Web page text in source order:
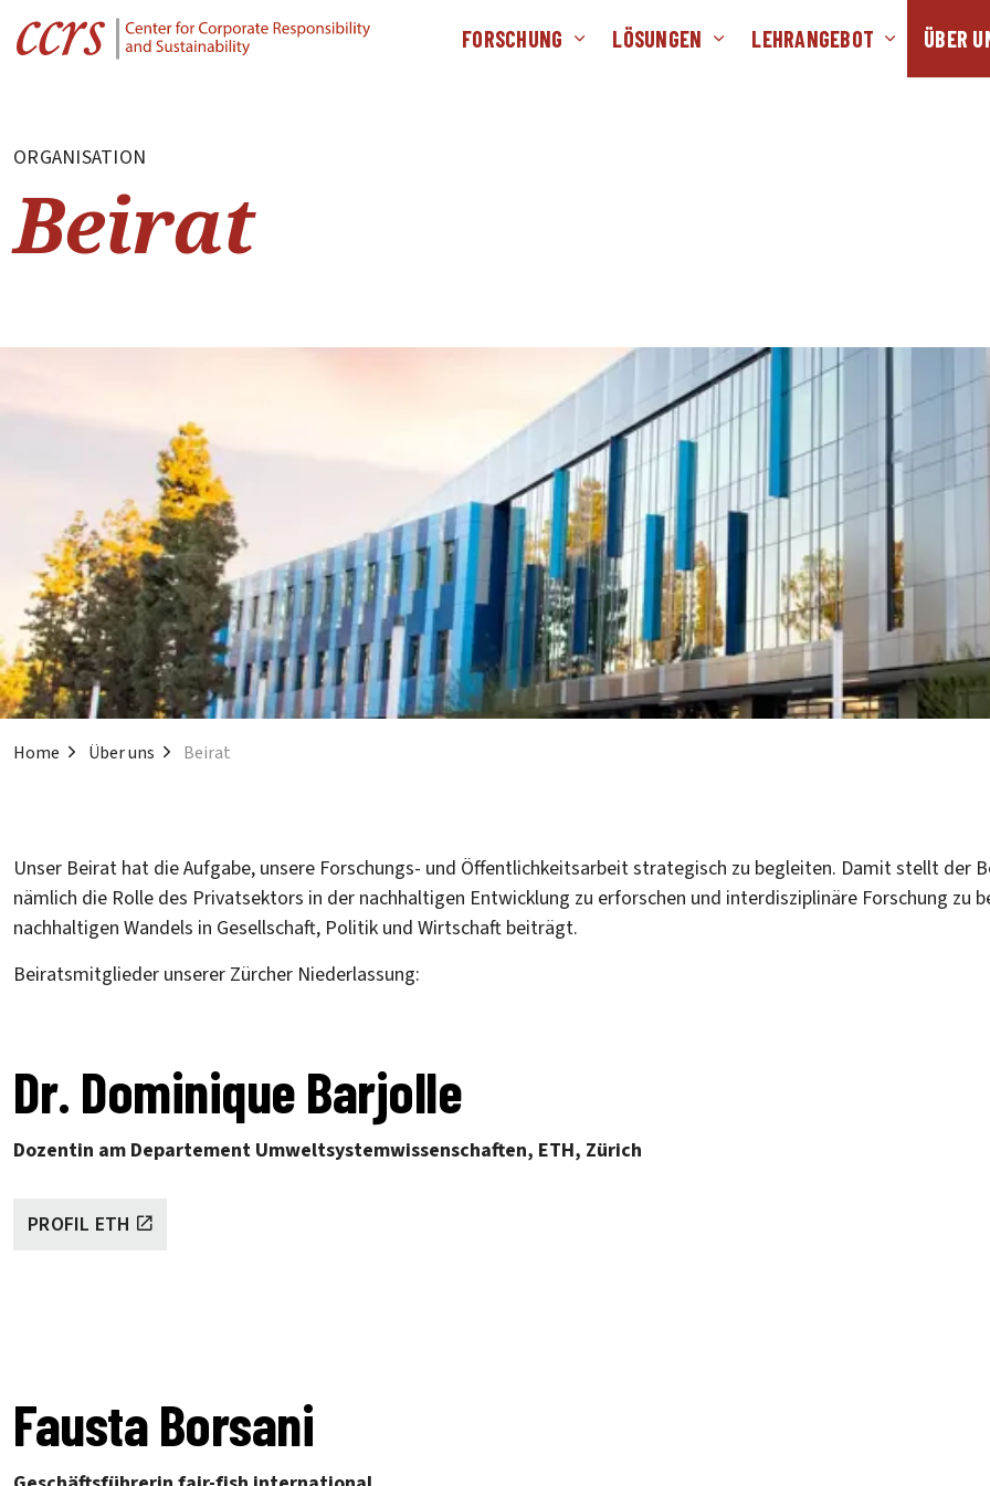
FORSCHUNG LÖSUNGEN LEHRANGEBOT ÜBER
ORGANISATION
Beirat
Home Über uns Beirat
Unser Beirat hat die Aufgabe, unsere Forschungs- und Öffentlichkeitsarbeit strategisch zu begleiten. Damit stellt der
nämlich die Rolle des Privatsektors in der nachhaltigen Entwicklung zu erforschen und interdisziplinäre Forschung zu
nachhaltigen Wandels in Gesellschaft, Politik und Wirtschaft beiträgt.
Beiratsmitglieder unserer Zürcher Niederlassung:
Dr. Dominique Barjolle
Dozentin am Departement Umweltsystemwissenschaften, ETH, Zürich
PROFIL ETH
Fausta Borsani